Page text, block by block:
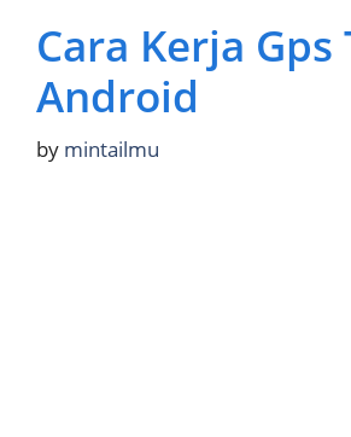
Cara Kerja
Android
by mintailmu